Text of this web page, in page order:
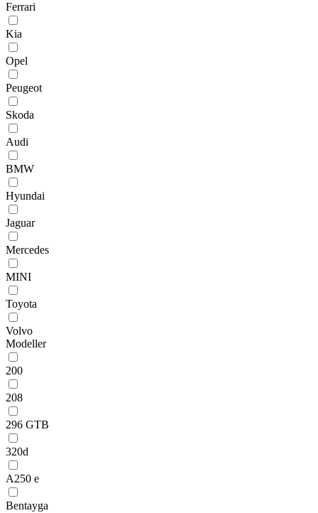
Ferrari
Kia
Opel
Peugeot
Skoda
Audi
BMW
Hyundai
Jaguar
Mercedes
MINI
Toyota
Volvo
Modeller
200
208
296 GTB
320d
A250 e
Bentayga